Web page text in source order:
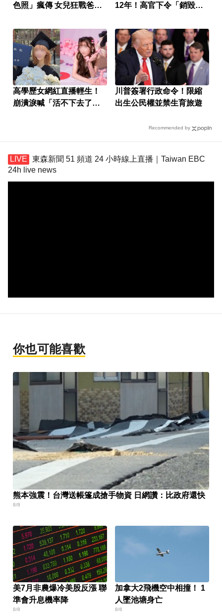
色照」瘋傳 女兒狂戰爸爸
12年！高官下令「銷毀監
高學歷女網紅直播輕生！
崩潰淚喊「活不下去了」
川普簽署行政命令！限縮
出生公民權並禁生育旅遊
Recommended by
東森新聞 51 頻道 24 小時線上直播｜Taiwan EBC
24h live news
你也可能喜歡
熊本強震！台灣送帳篷成搶手物資 日網讚：比政府還快
8/8
美7月非農爆冷美股反漲 聯
準會升息機率降
8/8
加拿大2飛機空中相撞！ 1
人墜池塘身亡
8/6